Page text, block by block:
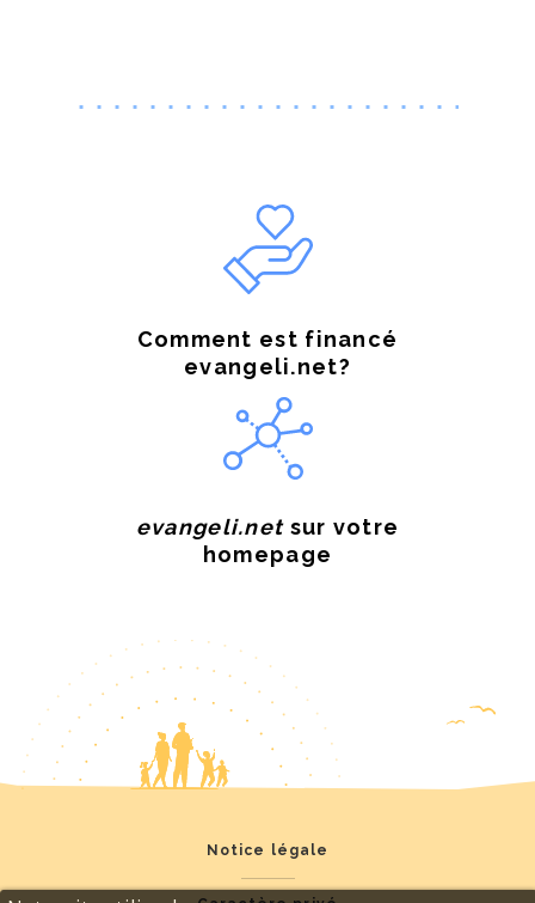
Comment est financé
evangeli.net?
evangeli.netsur votre
homepage
Notice légale